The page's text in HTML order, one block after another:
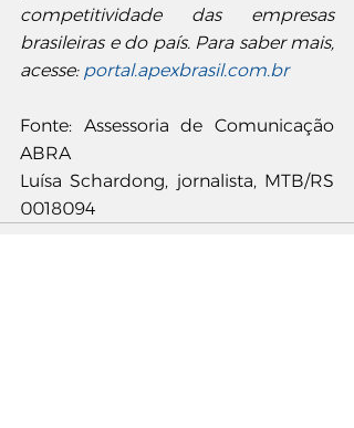
competitividade das empresas
brasileiras e do país. Para saber mais,
acesse: portal.apexbrasil.com.br
Fonte: Assessoria de Comunicação
ABRA
Luísa Schardong, jornalista, MTB/RS
0018094